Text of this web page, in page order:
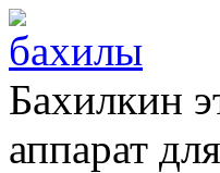
Бахилкин
аппарат